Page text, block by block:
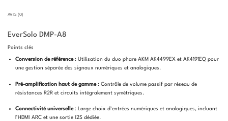
AVIS (0)
EverSolo DMP-A8
Points clés
Conversion de référence: Utilisation du duo phare AKM AK4499EX et AK4191EQ pour
une gestion séparée des signaux numériques et analogiques.
Pré-amplification haut de gamme: Contrôle de volume passif par réseau de
résistances R2R et circuits intégralement symétriques.
Connectivité universelle: Large choix d’entrées numériques et analogiques, incluant
l’HDMI ARC et une sortie I2S dédiée.